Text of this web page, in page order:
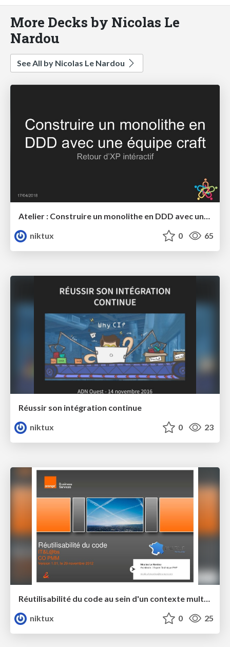
More Decks by Nicolas Le
Nardou
See All by Nicolas Le Nardou
Atelier : Construire un monolithe en DDD avec une équipe craft
niktux
0 65
Réussir son intégration continue
niktux
0 23
Réutilisabilité du code au sein d'un contexte multi-technos
niktux
0 25